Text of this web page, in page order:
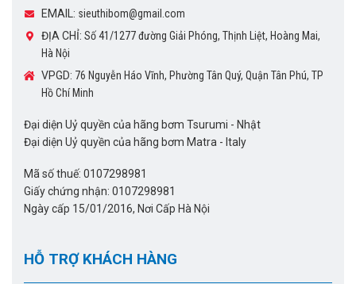
Mobile: 0983.480.875
Email: sieuthibom@gmail.com
Hà Nội
Xuân, Hà Nội
=> Xem thêm sản phẩm liên quan:Máy bơm chìm Tsurumi
EMAIL: sieuthibom@gmail.com
ĐỊA CHỈ: Số 41/1277 đường Giải Phóng, Thịnh Liệt, Hoàng Mai,
Hà Nội
VPGD: 76 Nguyễn Háo Vĩnh, Phường Tân Quý, Quận Tân Phú, TP
Hồ Chí Minh
Đại diện Uỷ quyền của hãng bơm Tsurumi - Nhật
Đại diện Uỷ quyền của hãng bơm Matra - Italy
Mã số thuế: 0107298981
Giấy chứng nhận: 0107298981
Ngày cấp 15/01/2016, Nơi Cấp Hà Nội
HỖ TRỢ KHÁCH HÀNG